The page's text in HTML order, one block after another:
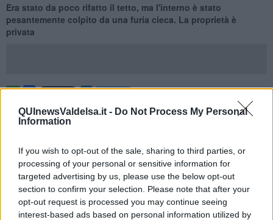
QUInewsValdelsa.it - Do Not Process My Personal
Information
If you wish to opt-out of the sale, sharing to third parties, or
processing of your personal or sensitive information for
targeted advertising by us, please use the below opt-out
section to confirm your selection. Please note that after your
opt-out request is processed you may continue seeing
interest-based ads based on personal information utilized by
Era stato da poco rifatto il tetto, ma l'interno è stato
pesantemente colpito da una furia cieca. La proprietà è
privata
SOVICILLE —Sovicille ha un vasto territorio, che nei secoli è stato
molto frequentato. La nobiltà senese aveva molti possedimenti in
tabernacoli e piccole cappelle votive.
Purtroppo questa ricchezza è rimasta inabbandono per decenni
o peggio, è stata colpita da violentiatti di vandalismo. E' il caso
della piccolacappella sulla strada per Carpineto,una minuscola
costruzione di proprietà privata che è statatotalmente devastata
dalla furia dei vandali.